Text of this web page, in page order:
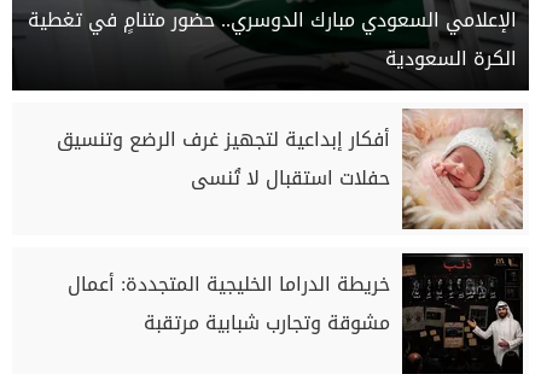
الإعلامي السعودي مبارك الدوسري.. حضور متنامٍ في تغطية
الكرة السعودية
أفكار إبداعية لتجهيز غرف الرضع وتنسيق
حفلات استقبال لا تُنسى
خريطة الدراما الخليجية المتجددة: أعمال
مشوقة وتجارب شبابية مرتقبة